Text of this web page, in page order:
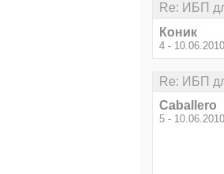
Re: ИБП
Коник
4 -
Re: ИБП
Caballero
5 -